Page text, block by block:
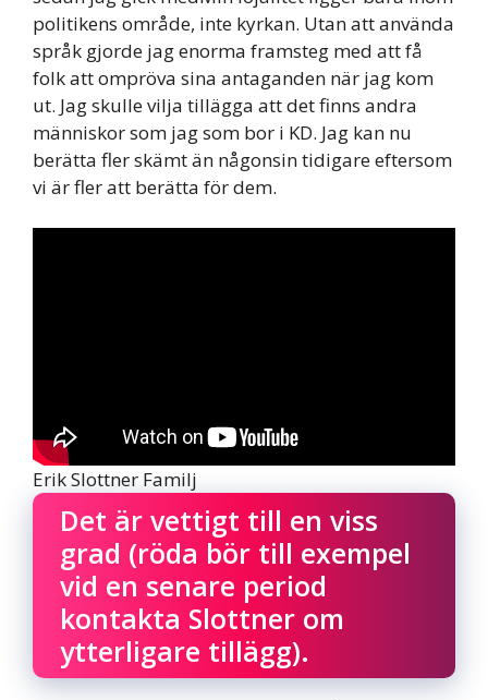
politikens område, inte kyrkan. Utan att använda
språk gjorde jag enorma framsteg med att få
folk att ompröva sina antaganden när jag kom
ut. Jag skulle vilja tillägga att det finns andra
människor som jag som bor i KD. Jag kan nu
berätta fler skämt än någonsin tidigare eftersom
vi är fler att berätta för dem.
Erik Slottner Familj
Det är vettigt till en viss
grad (röda bör till exempel
vid en senare period
kontakta Slottner om
ytterligare tillägg).